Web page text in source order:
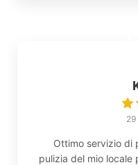
Ottimo servizio di
pulizia del mio locale